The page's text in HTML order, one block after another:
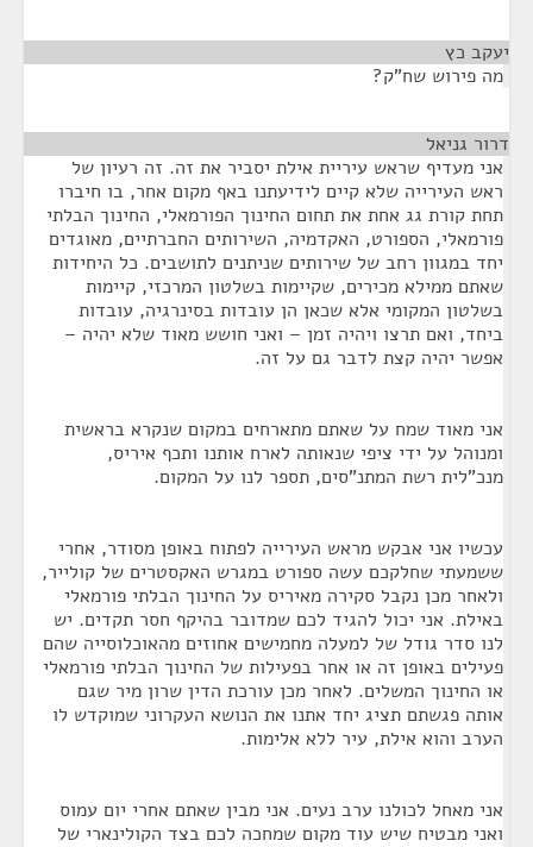
יעקב כץ
מה פירוש שח"ק?
דרור גניאל
אני מעדיף שראש עיריית אילת יסביר את זה. זה רעיון של
ראש העירייה שלא קיים לידיעתנו באף מקום אחר, בו חיברו
תחת קורת גג אחת את תחום החינוך הפורמאלי, החינוך הבלתי
פורמאלי, הספורט, האקדמיה, השירותים החברתיים, מאוגדים
יחד במגוון רחב של שירותים שניתנים לתושבים. כל היחידות
שאתם ממילא מכירים, שקיימות בשלטון המרכזי, קיימות
בשלטון המקומי אלא שכאן הן עובדות בסינרגיה, עובדות
ביחד, ואם תרצו ויהיה זמן – ואני חושש מאוד שלא יהיה –
אפשר יהיה קצת לדבר גם על זה.
אני מאוד שמח על שאתם מתארחים במקום שנקרא בראשית
ומנוהל על ידי ציפי שנאותה לארח אותנו ותכף איריס,
מנכ"לית רשת המתנ"סים, תספר לנו על המקום.
עכשיו אני אבקש מראש העירייה לפתוח באופן מסודר, אחרי
ששמעתי שחלקכם עשה ספורט במגרש האקסטרים של קולייר,
ולאחר מכן נקבל סקירה מאיריס על החינוך הבלתי פורמאלי
באילת. אני יכול להגיד לכם שמדובר בהיקף חסר תקדים. יש
לנו סדר גודל של למעלה מחמישים אחוזים מהאוכלוסייה שהם
פעילים באופן זה או אחר בפעילות של החינוך הבלתי פורמאלי
או החינוך המשלים. לאחר מכן עורכת הדין שרון מיר שגם
אותה פגשתם תציג יחד אתנו את הנושא העקרוני שמוקדש לו
הערב והוא אילת, עיר ללא אלימות.
אני מאחל לכולנו ערב נעים. אני מבין שאתם אחרי יום עמוס
ואני מבטיח שיש עוד מקום שמחכה לכם בצד הקולינארי של